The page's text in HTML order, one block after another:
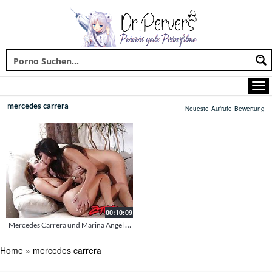
mercedes carrera Neueste Aufrufe Bewertung
00:10:09
Mercedes Carrera und Marina Angel Lesben
Home » mercedes carrera